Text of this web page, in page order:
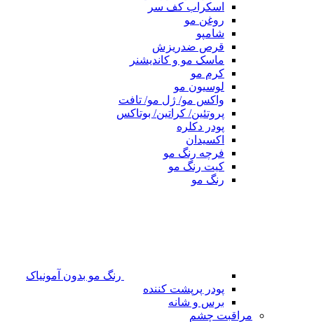
اسکراب کف سر
روغن مو
شامپو
قرص ضدریزش
ماسک مو و کاندیشنر
کرم مو
لوسیون مو
واکس مو/ ژل مو/ تافت
پروتئین/ کراتین/ بوتاکس
پودر دکلره
اکسیدان
فرچه رنگ مو
کیت رنگ مو
رنگ مو
رنگ مو بدون آمونیاک
پودر پرپشت کننده
برس و شانه
مراقبت چشم